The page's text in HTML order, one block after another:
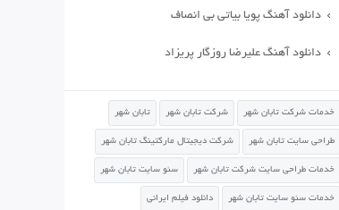
دانلود آهنگ پویا بیاتی بی انصاف
دانلود آهنگ علیرضا روزگار پریزاد
خدمات شرکت تابان شهر شرکت تابان شهر تابان شهر
طراحی سایت تابان شهر شرکت دیجیتال مارکتینگ تابان شهر
خدمات طراحی سایت شرکت تابان شهر سئو سایت تابان شهر
خدمات سئو سایت تابان شهر دانلود فیلم ایرانی